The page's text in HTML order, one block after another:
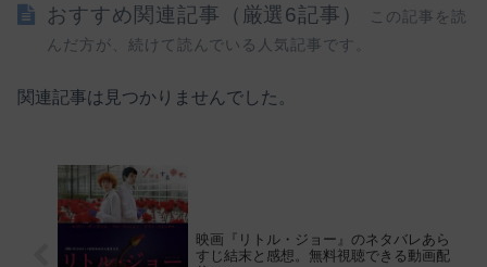
おすすめ関連記事（厳選6記事）
この記事を読
んだ方が、続けて読んでいる人気記事です。
関連記事は見つかりませんでした。
映画『リトル・ジョー』のネタバレあら
すじ結末と感想。無料視聴できる動画配